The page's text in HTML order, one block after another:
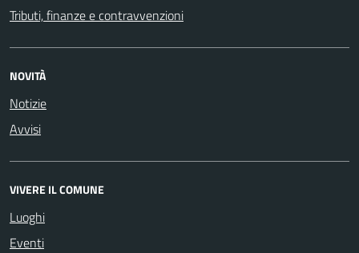
Tributi, finanze e contravvenzioni
NOVITÀ
Notizie
Avvisi
VIVERE IL COMUNE
Luoghi
Eventi